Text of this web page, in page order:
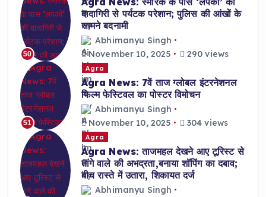
50
दादागिरी से पर्यटक परेशान; पुलिस की आंखों के
सामने बदनामी
Abhimanyu Singh
November 10, 2025
290 views
51
Agra
Agra News: 7वें ताज ग्लोबल इंटरनेशनल
फिल्म फेस्टिवल का पोस्टर विमोचन
Abhimanyu Singh
November 10, 2025
304 views
Agra
Agra News: ताजमहल देखने आए टूरिस्ट से
तांगे वाले की अभद्रता,बनाया शॉपिंग का दबाव;
बीच रास्ते में उतारा, शिकायत दर्ज
Abhimanyu Singh